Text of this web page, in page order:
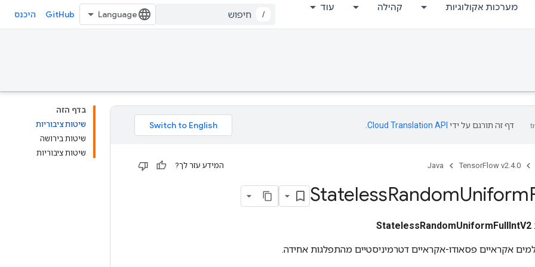
מערכות אקולוגיות קהילה עוד
/
GitHub היכנס
בדף הזה
שיטות ציבוריות
שיטות בירושה
שיטות ציבוריות
דף זה תורגם על ידי Cloud Translation API
TensorFlow v2.4.0
Java המידע עזר לך?
StatelessRandomUniform
StatelessRandomUniformFullIntV2
אקראיים פסאודו-אקראיים דטרמיניסטיים מהתפלגות אחידה.